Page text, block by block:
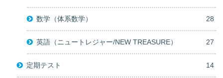
数学（体系数学） 28
英語（ニュートレジャー/NEW TREASURE） 27
定期テスト 14